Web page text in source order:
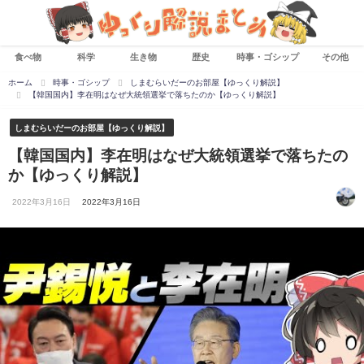
食べ物 科学 生き物 歴史 時事・ゴシップ その他
ホーム 時事・ゴシップ
しまむらいだーのお部屋【ゆっくり解説】
【韓国国内】李在明はなぜ大統領選挙で落ちたのか【ゆっくり解説】
しまむらいだーのお部屋【ゆっくり解説】
【韓国国内】李在明はなぜ大統領選挙で落ちたの
か【ゆっくり解説】
2022年3月16日 2022年3月16日